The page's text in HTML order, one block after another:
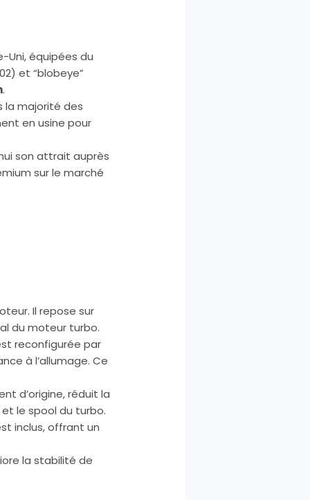
Uni, équipées du
et “blobeye”
.
la majorité des
en usine pour
son attrait auprès
sur le marché
Il repose sur
du moteur turbo.
reconfigurée par
à l’allumage. Ce
d’origine, réduit la
le spool du turbo.
inclus, offrant un
la stabilité de